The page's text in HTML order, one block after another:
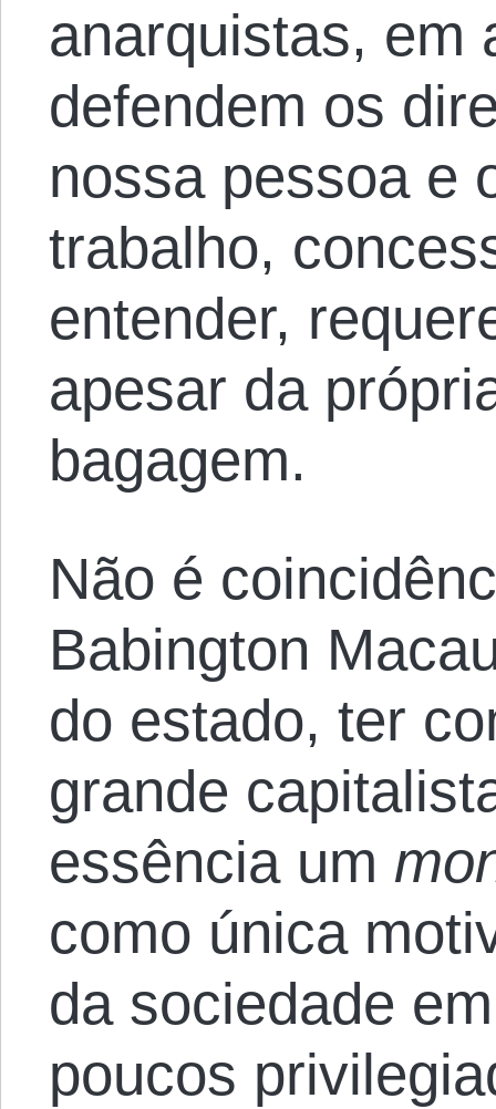
anarquistas, em
defendem os
nossa pessoa e
trabalho,
entender,
apesar da
bagagem.
Não é
Babington
do estado, ter
grande
essência um
como única
da sociedade
poucos